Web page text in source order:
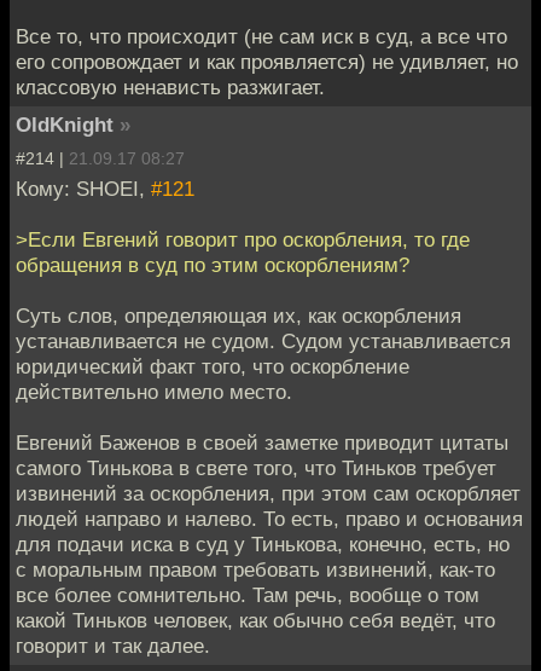
Все то, что происходит (не сам иск в суд, а все что
его сопровождает и как проявляется) не удивляет, но
классовую ненависть разжигает.
OldKnight »
#214 | 21.09.17 08:27
Кому: SHOEI, #121
>Если Евгений говорит про оскорбления, то где
обращения в суд по этим оскорблениям?
Суть слов, определяющая их, как оскорбления
устанавливается не судом. Судом устанавливается
юридический факт того, что оскорбление
действительно имело место.
Евгений Баженов в своей заметке приводит цитаты
самого Тинькова в свете того, что Тиньков требует
извинений за оскорбления, при этом сам оскорбляет
людей направо и налево. То есть, право и основания
для подачи иска в суд у Тинькова, конечно, есть, но
с моральным правом требовать извинений, как-то
все более сомнительно. Там речь, вообще о том
какой Тиньков человек, как обычно себя ведёт, что
говорит и так далее.